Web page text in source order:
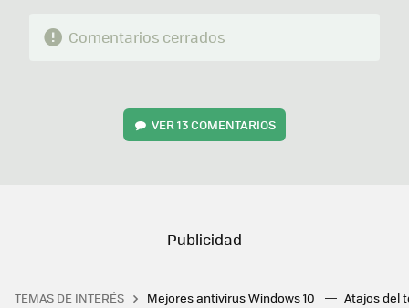
Comentarios cerrados
VER13 COMENTARIOS
TEMAS DE INTERÉS Mejores antivirus Windows 10 Atajos del